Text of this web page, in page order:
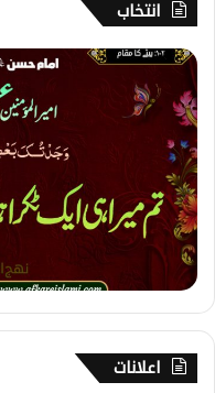
انتخاب
1
0
2
۔
ب
ی
ٹ
ے
ک
ا
م
ق
ا
م
اعلانات